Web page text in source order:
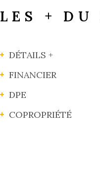
LES + DU
DÉTAILS +
FINANCIER
DPE
COPROPRIÉTÉ